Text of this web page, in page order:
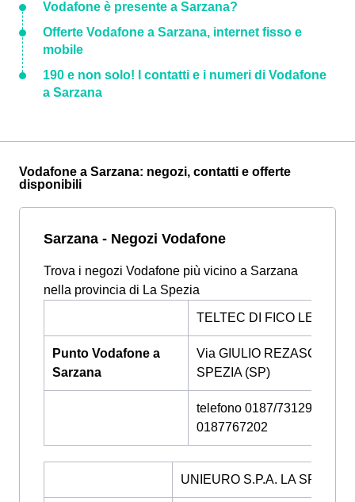
Vodafone è presente a Sarzana?
Offerte Vodafone a Sarzana, internet fisso e
mobile
190 e non solo! I contatti e i numeri di Vodafone
a Sarzana
Vodafone a Sarzana: negozi, contatti e offerte
disponibili
Sarzana - Negozi Vodafone
Trova i negozi Vodafone più vicino a Sarzana
nella provincia di La Spezia
TELTEC DI FICO
Punto Vodafone a
Sarzana
Via GIULIO REZASCO 9,
SPEZIA (SP)
telefono 0187/731293 -
0187767202
UNIEURO S.P.A. LA SPEZIA